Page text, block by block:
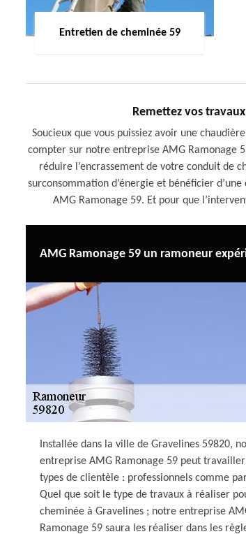
Entretien de cheminée 59
Remettez vos
Soucieux que vous puissiez avoir une
compter sur notre entreprise AMG Ramonage
réduire l’encrassement de votre conduit de
surconsommation d’énergie et bénéficier
AMG Ramonage 59. Et pour que
AMG Ramonage 59 un ramoneur
Installée dans la ville de Gravelines 59820,
entreprise AMG Ramonage 59 peut
types de clientèle : professionnels comme
Quel que soit le type de travaux à réaliser
cheminée à Gravelines ; notre entreprise
Ramonage 59 saura les réaliser dans les